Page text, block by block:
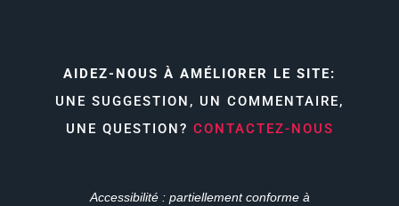
AIDEZ-NOUS À AMÉLIORER LE SITE:
UNE SUGGESTION, UN COMMENTAIRE,
UNE QUESTION? CONTACTEZ-NOUS
Accessibilité : partiellement conforme à